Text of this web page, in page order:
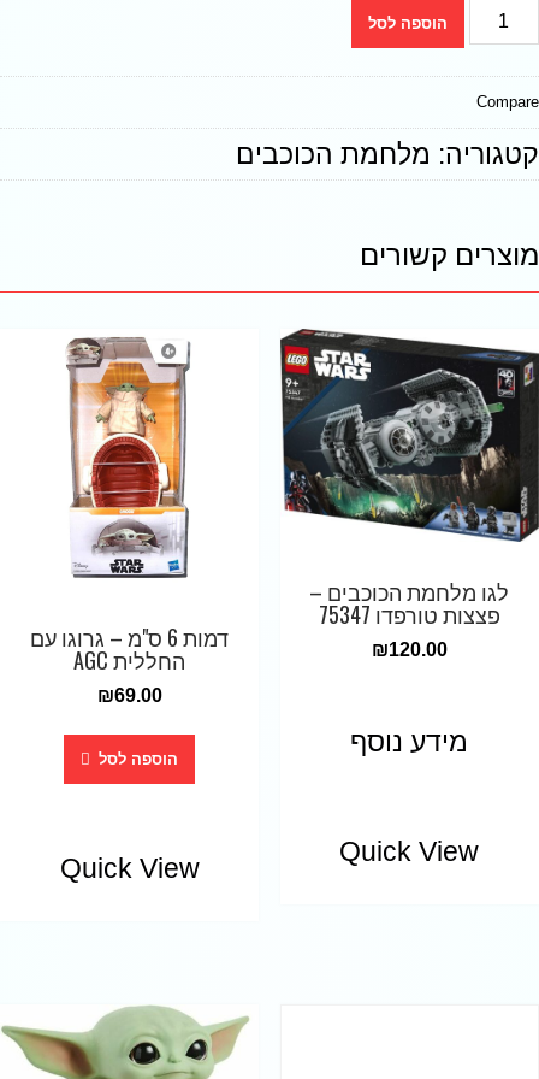
הוספה לסל
Compare
קטגוריה: מלחמת הכוכבים
מוצרים קשורים
לגו מלחמת הכוכבים –
פצצות טורפדו 75347
₪120.00
מידע נוסף
Quick View
דמות 6 ס"מ – גרוגו עם
החללית AGC
₪69.00
הוספה לסל
Quick View